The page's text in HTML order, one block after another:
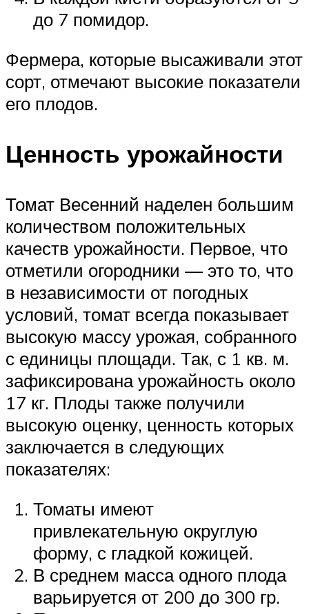
до 7 помидор.
Фермера, которые высаживали этот
сорт, отмечают высокие показатели
его плодов.
Ценность урожайности
Томат Весенний наделен большим
количеством положительных
качеств урожайности. Первое, что
отметили огородники — это то, что
в независимости от погодных
условий, томат всегда показывает
высокую массу урожая, собранного
с единицы площади. Так, с 1 кв. м.
зафиксирована урожайность около
17 кг. Плоды также получили
высокую оценку, ценность которых
заключается в следующих
показателях:
Томаты имеют
привлекательную округлую
форму, с гладкой кожицей.
В среднем масса одного плода
варьируется от 200 до 300 гр.